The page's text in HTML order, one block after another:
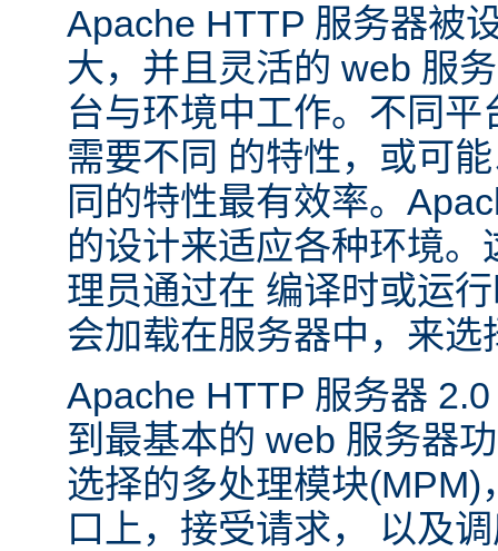
Apache HTTP 服务器被
大，并且灵活的 web 服
台与环境中工作。不同
需要不同 的特性，或可
同的特性最有效率。
的设计来适应各种环境
理员通过在 编译时或运
会加载在服务器中，来选
Apache HTTP 服务器
到最基本的 web 服务器
选择的多处理模块
口上，接受请求， 以及